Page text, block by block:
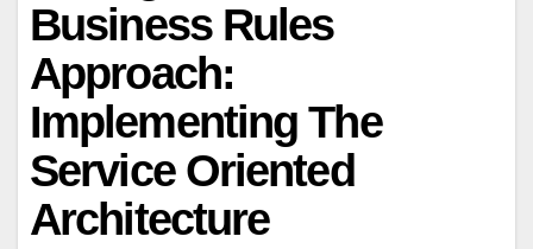
Business Rules
Approach:
Implementing The
Service Oriented
Architecture